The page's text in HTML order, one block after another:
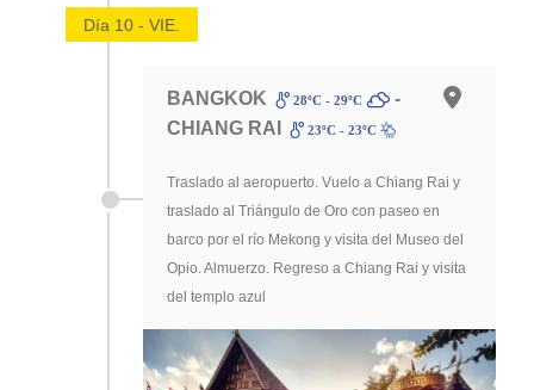
Día 10 - VIE.
BANGKOK 28ºC - 29ºC
-
CHIANG RAI
23ºC - 23ºC
Traslado al aeropuerto. Vuelo a Chiang Rai y
traslado al Triángulo de Oro con paseo en
barco por el río Mekong y visita del Museo del
Opio. Almuerzo. Regreso a Chiang Rai y visita
del templo azul